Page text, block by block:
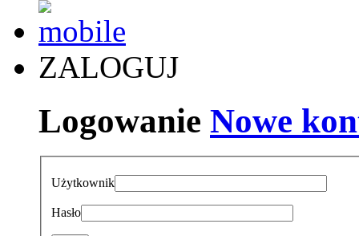
ZALOGUJ
Logowanie Nowe
Użytkownik
Hasło